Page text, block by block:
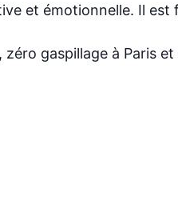
et émotionnelle. Il est
gaspillage à Paris